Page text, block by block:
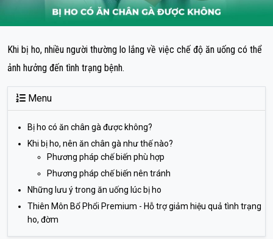
Khi bị ho, nhiều người thường lo lắng về việc chế độ ăn uống có thể
ảnh hưởng đến tình trạng bệnh.
Menu
Bị ho có ăn chân gà được không?
Khi bị ho, nên ăn chân gà như thế nào?
Phương pháp chế biến phù hợp
Phương pháp chế biến nên tránh
Những lưu ý trong ăn uống lúc bị ho
Thiên Môn Bổ Phổi Premium - Hỗ trợ giảm hiệu quả tình trạng
ho, đờm